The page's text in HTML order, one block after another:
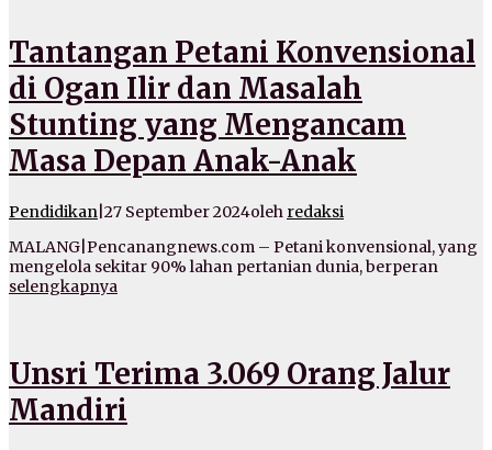
Tantangan Petani Konvensional
di Ogan Ilir dan Masalah
Stunting yang Mengancam
Masa Depan Anak-Anak
Pendidikan 27 September 2024oleh redaksi
MALANG|Pencanangnews.com – Petani konvensional, yang
mengelola sekitar 90% lahan pertanian dunia, berperan
selengkapnya
Unsri Terima 3.069 Orang Jalur
Mandiri